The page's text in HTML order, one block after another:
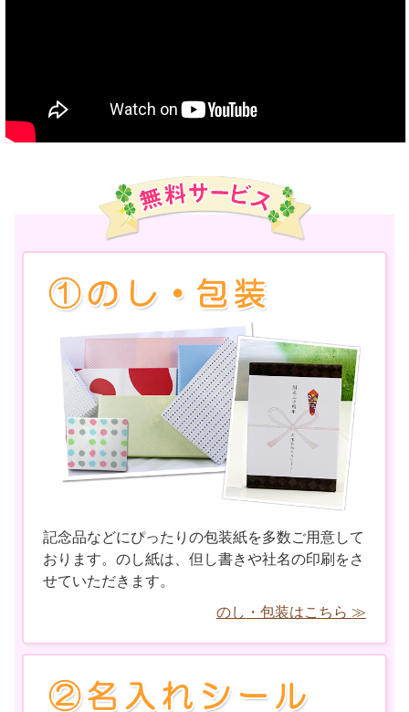
記念品などにぴったりの包装紙を多数ご用意して
おります。のし紙は、但し書きや社名の印刷をさ
せていただきます。
のし・包装はこちら ≫